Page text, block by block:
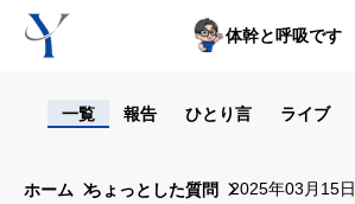
体幹と呼吸です
一覧 報告 ひとり言 ライブ
ホーム ちょっとした質問 2025年03月15日